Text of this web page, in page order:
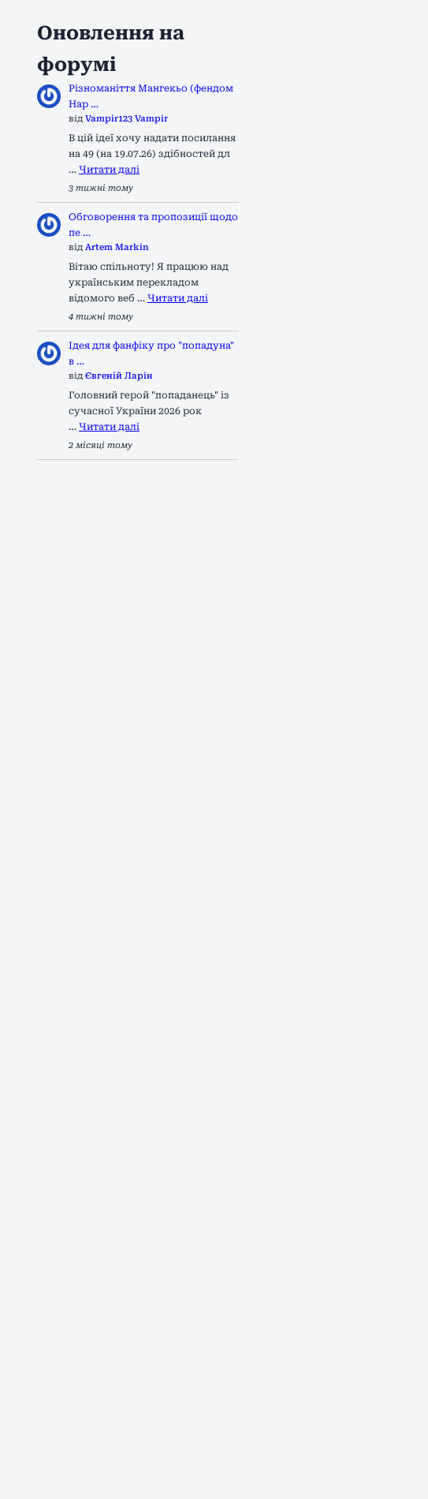
Оновлення на
форумі
Різноманіття Мангекьо (фендом
Нар …
від Vampir123 Vampir
В цій ідеї хочу надати посилання
на 49 (на 19.07.26) здібностей дл
… Читати далі
3 тижні тому
Обговорення та пропозиції щодо
пе …
від Artem Markin
Вітаю спільноту! Я працюю над
українським перекладом
відомого веб … Читати далі
4 тижні тому
Ідея для фанфіку про "попадуна"
в …
від Євгеній Ларін
Головний герой "попаданець" із
сучасної України 2026 рок
… Читати далі
2 місяці тому